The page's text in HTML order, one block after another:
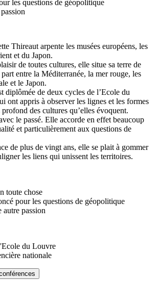
les questions de géopolitique
Thireaut arpente les musées européens, les
et du Japon.
de toutes cultures, elle situe sa terre de
entre la Méditerranée, la mer rouge, les
et le Japon.
diplômée de deux cycles de l’Ecole du
ont appris à observer les lignes et les formes
des cultures qu’elles évoquent.
le passé. Elle accorde en effet beaucoup
et particulièrement aux questions de
de plus de vingt ans, elle se plait à gommer
les liens qui unissent les territoires.
toute chose
pour les questions de géopolitique
autre passion
du Louvre
nationale